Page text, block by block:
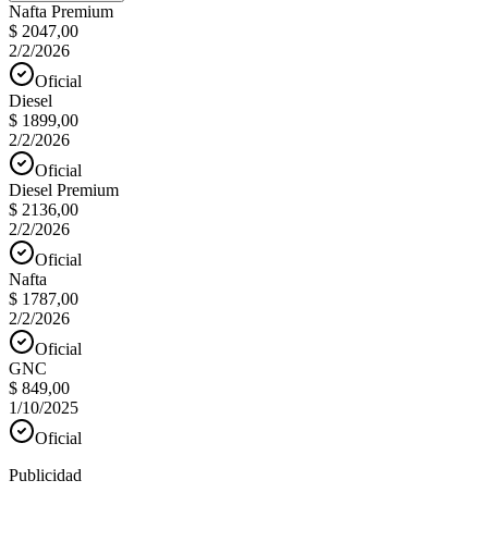
Nafta Premium
$ 2047,00
2/2/2026
Oficial
Diesel
$ 1899,00
2/2/2026
Oficial
Diesel Premium
$ 2136,00
2/2/2026
Oficial
Nafta
$ 1787,00
2/2/2026
Oficial
GNC
$ 849,00
1/10/2025
Oficial
Publicidad